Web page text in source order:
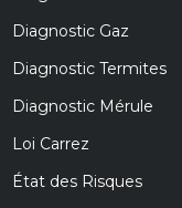
Diagnostic Gaz
Diagnostic Termites
Diagnostic Mérule
Loi Carrez
État des Risques